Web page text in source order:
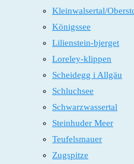
Kleinwalsertal/
Königssee
Lilienstein-bjerget
Loreley-klippen
Scheidegg i Allgäu
Schluchsee
Schwarzwassertal
Steinhuder Meer
Teufelsmauer
Zugspitze